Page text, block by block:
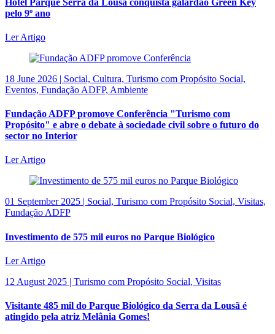
pelo 9º ano
Ler Artigo
18 June 2026 | Social, Cultura, Turismo com Propósito Social,
Eventos, Fundação ADFP, Ambiente
Fundação ADFP promove Conferência "Turismo com
Propósito" e abre o debate à sociedade civil sobre o futuro do
sector no Interior
Ler Artigo
01 September 2025 | Social, Turismo com Propósito Social, Visitas,
Fundação ADFP
Investimento de 575 mil euros no Parque Biológico
Ler Artigo
12 August 2025 | Turismo com Propósito Social, Visitas
Visitante 485 mil do Parque Biológico da Serra da Lousã é
atingido pela atriz Melânia Gomes!